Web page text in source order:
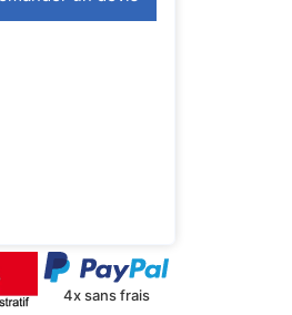
4x sans frais